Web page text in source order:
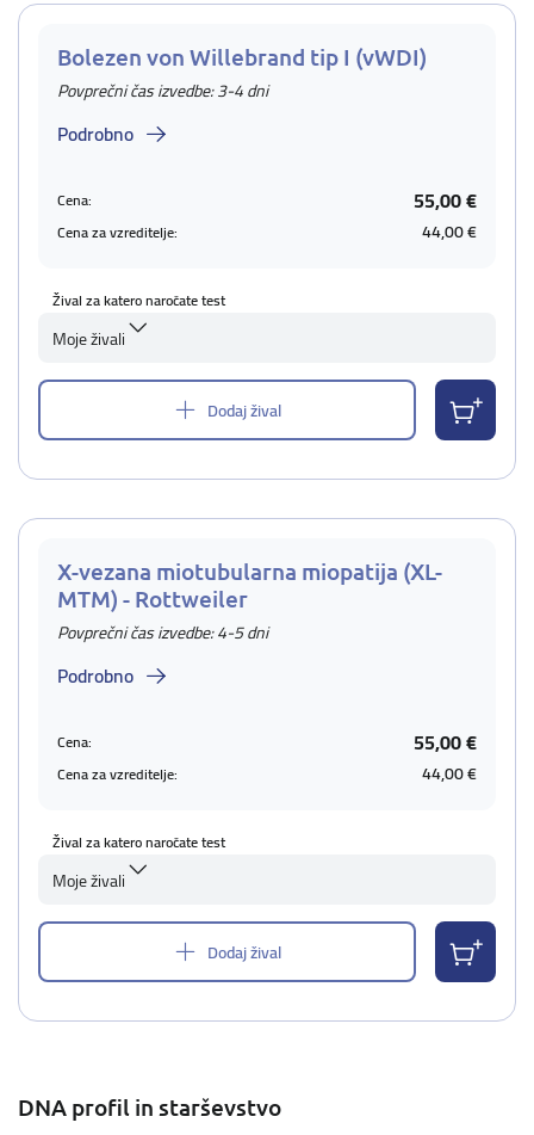
Bolezen von Willebrand tip I (vWDI)
Povprečni čas izvedbe: 3-4 dni
Podrobno
Cena: 55,00 €
Cena za vzreditelje: 44,00 €
Žival za katero naročate test
Moje živali
Dodaj žival
X-vezana miotubularna miopatija (XL-
MTM) - Rottweiler
Povprečni čas izvedbe: 4-5 dni
Podrobno
Cena: 55,00 €
Cena za vzreditelje: 44,00 €
Žival za katero naročate test
Moje živali
Dodaj žival
DNA profil in starševstvo